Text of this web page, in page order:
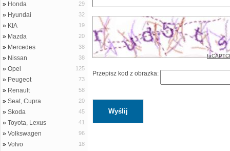
» Honda 29
» Hyundai 32
» KIA 19
» Mazda 20
» Mercedes 38
» Nissan 38
» Opel 125
» Peugeot 73
» Renault 58
» Seat, Cupra 20
» Skoda 45
» Toyota, Lexus 41
» Volkswagen 96
» Volvo 18
Przepisz kod z obrazka: